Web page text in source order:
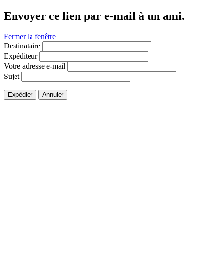
Envoyer ce lien par e-mail à un ami.
Fermer la fenêtre
Destinataire
Expéditeur
Votre adresse e-mail
Sujet
Expédier Annuler